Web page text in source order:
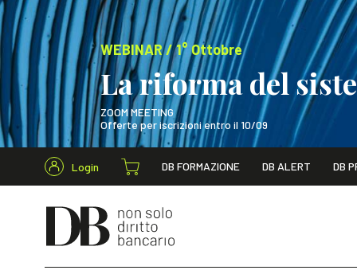
WEBINAR / 1° Ottobre
La riforma del
ZOOM MEETING
Offerte per iscrizioni entro il 10/09
WEBINAR / 1°
Login DB FORMAZIONE DB ALERT DB